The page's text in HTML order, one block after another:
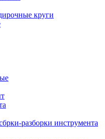
круги
разборки инструмента